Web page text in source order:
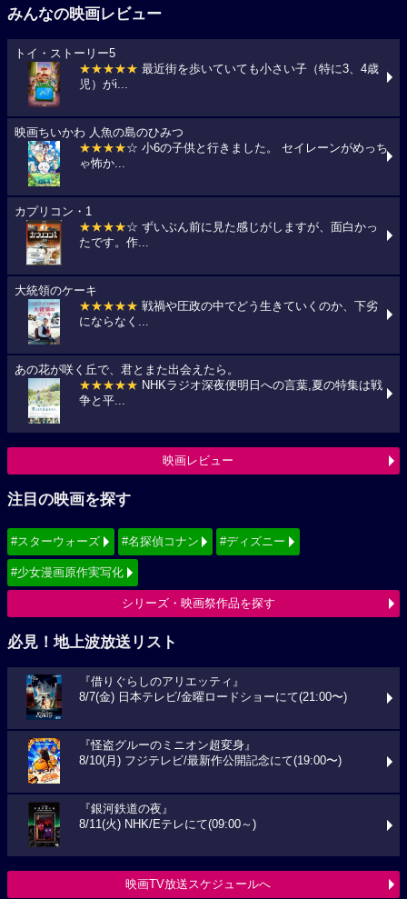
みんなの映画レビュー
トイ・ストーリー5
★★★★★ 最近街を歩いていても小さい子（特に3、4歳
児）がi...
映画ちいかわ 人魚の島のひみつ
★★★★☆ 小6の子供と行きました。 セイレーンがめっち
ゃ怖か...
カプリコン・1
★★★★☆ ずいぶん前に見た感じがしますが、面白かっ
たです。作...
大統領のケーキ
★★★★★ 戦禍や圧政の中でどう生きていくのか、下劣
にならなく...
あの花が咲く丘で、君とまた出会えたら。
★★★★★ NHKラジオ深夜便明日への言葉,夏の特集は戦
争と平...
映画レビュー
注目の映画を探す
#スターウォーズ #名探偵コナン #ディズニー
#少女漫画原作実写化
シリーズ・映画祭作品を探す
必見！地上波放送リスト
『借りぐらしのアリエッティ』
8/7(金) 日本テレビ/金曜ロードショーにて(21:00〜)
『怪盗グルーのミニオン超変身』
8/10(月) フジテレビ/最新作公開記念にて(19:00〜)
『銀河鉄道の夜』
8/11(火) NHK/Eテレにて(09:00～)
映画TV放送スケジュールへ